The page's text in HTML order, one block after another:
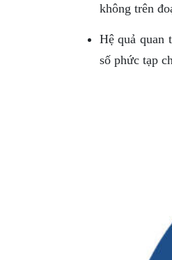
không trên
Hệ quả quan
số phức tạp